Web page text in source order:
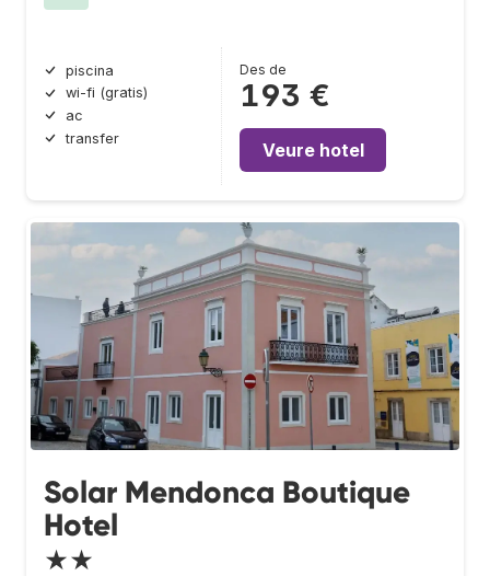
piscina
wi-fi (gratis)
ac
transfer
Des de
193 €
Veure hotel
Solar Mendonca Boutique
Hotel
★★